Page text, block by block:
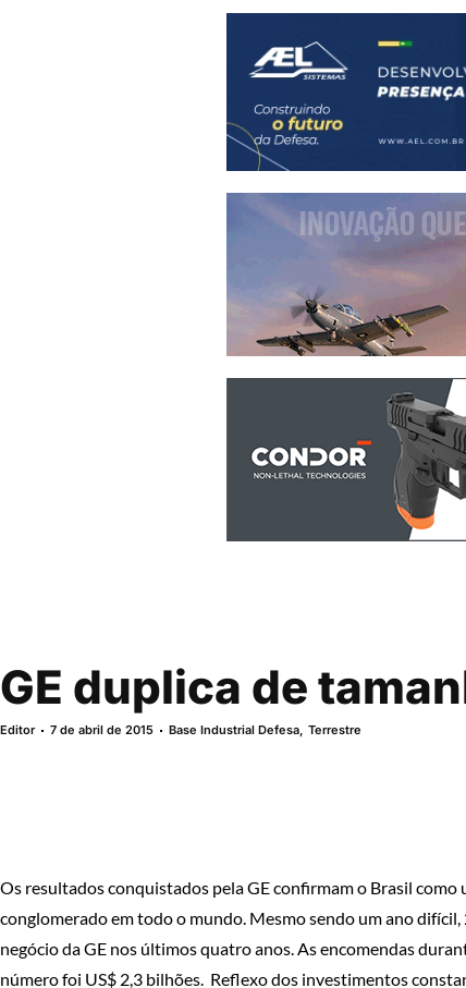
GE duplica de
Editor 7 de abril de 2015 Base Industrial Defesa,Terrestre
Os resultados conquistados pela GE confirmam o Brasil
conglomerado em todo o mundo. Mesmo sendo um ano
negócio da GE nos últimos quatro anos. As encomendas
número foi US$ 2,3 bilhões. Reflexo dos investimentos